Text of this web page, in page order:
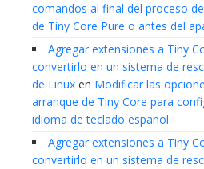
comandos al final del proceso
de Tiny Core Pure o antes del
Agregar extensiones a Tiny
convertirlo en un sistema de
de Linux en Modificar las
arranque de Tiny Core para
idioma de teclado español
Agregar extensiones a Tiny
convertirlo en un sistema de